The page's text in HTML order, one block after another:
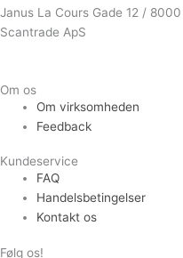
Janus La Cours Gade 12 /
Scantrade ApS
Om os
Om virksomheden
Feedback
Kundeservice
FAQ
Handelsbetingelser
Kontakt os
Følg os!